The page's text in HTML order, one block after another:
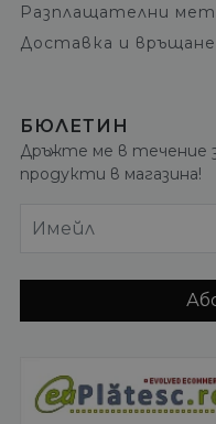
Разплащателни
Доставка и връщане
БЮЛЕТИН
Дръжте ме в течение
продукти в магазина!
Имейл